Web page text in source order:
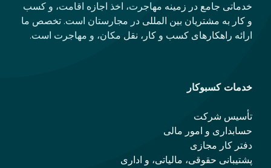
خدماتی جامع در زمینه مهاجرت، اخذ اجازه اقامت، و کسب
و کار به مشتریان بین المللی در مجارستان است. تخصص ما
ارائه راهکارهای کسب و کار، نقل مکان، و مهاجرت است.
خدمات کسبوکار
تأسیس شرکت
حسابداری و امور مالی
دفتر کار مجازی
پشتیبانی حقوقی، مالیاتی، و اداری